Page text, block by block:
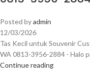
Posted byadmin
12/03/2026
Tas Kecil untuk Souvenir
WA 0813-3956-2884 - Halo
Continue reading